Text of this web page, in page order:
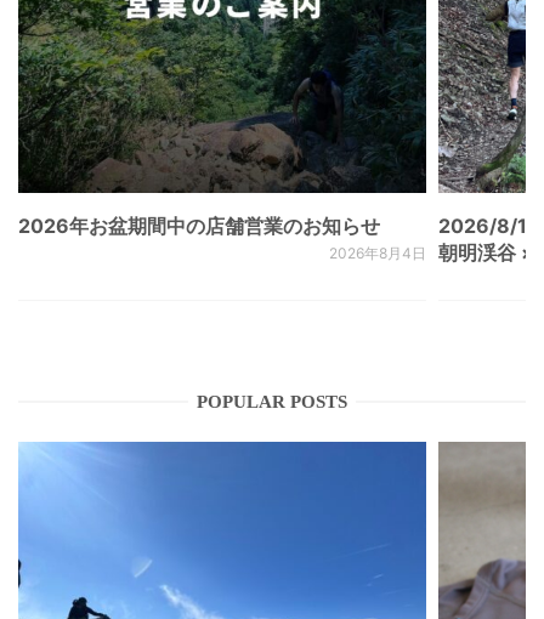
2026年お盆期間中の店舗営業のお知らせ
2026年8月4日
2026/8/
朝明渓谷 ×
POPULAR POSTS